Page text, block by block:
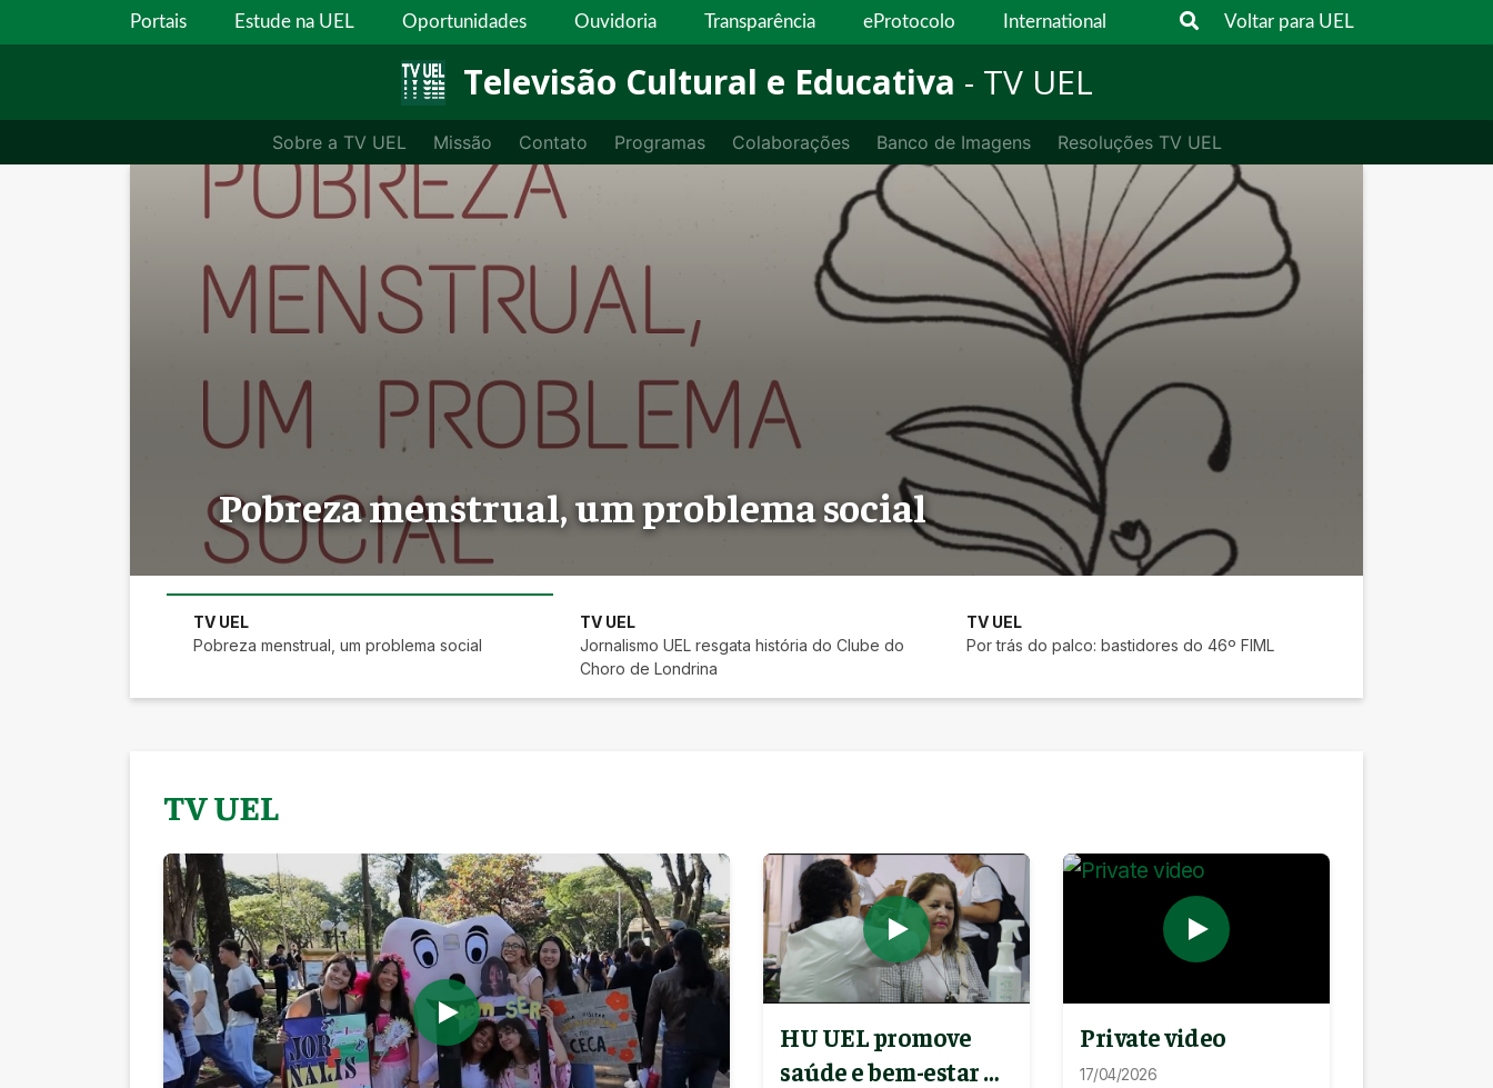
Portais Estude na UEL Oportunidades Ouvidoria Transparência eProtocolo International Voltar para UEL
Televisão Cultural e Educativa - TV UEL
Sobre a TV UEL Missão Contato Programas Colaborações Banco de Imagens Resoluções TV UEL
Pobreza menstrual, um problema social
Jornalismo UEL resgata história do Clube
do Choro de Londrina
TV UEL
Pobreza menstrual, um problema social
TV UEL
Jornalismo UEL resgata história do Clube do
Choro de Londrina
TV UEL
Por trás do palco: bastidores do 46º FIML
TV UEL
HU UEL promove
saúde e bem-estar na
Private video
17/04/2026